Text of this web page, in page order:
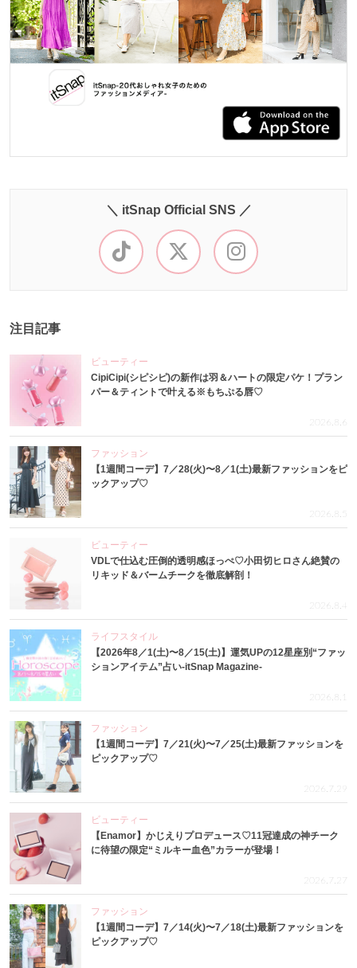
＼ itSnap Official SNS ／
注目記事
ビューティー
CipiCipi(シピシピ)の新作は羽＆ハートの限定パケ！プラン
パー＆ティントで叶える※もちぷる唇♡
2026.8.6
ファッション
【1週間コーデ】7／28(火)〜8／1(土)最新ファッションをピ
ックアップ♡
2026.8.5
ビューティー
VDLで仕込む圧倒的透明感ほっぺ♡小田切ヒロさん絶賛の
リキッド＆バームチークを徹底解剖！
2026.8.4
ライフスタイル
【2026年8／1(土)〜8／15(土)】運気UPの12星座別“ファッ
ションアイテム”占い-itSnap Magazine-
2026.8.1
ファッション
【1週間コーデ】7／21(火)〜7／25(土)最新ファッションを
ピックアップ♡
2026.7.29
ビューティー
【Enamor】かじえりプロデュース♡11冠達成の神チーク
に待望の限定“ミルキー血色”カラーが登場！
2026.7.27
ファッション
【1週間コーデ】7／14(火)〜7／18(土)最新ファッションを
ピックアップ♡